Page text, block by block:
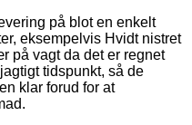
på blot en enkelt
eksempelvis Hvidt nistret
på vagt da det er regnet
tidspunkt, så de
klar forud for at